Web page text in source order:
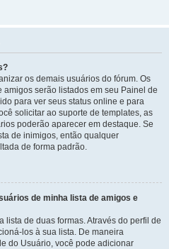
os demais usuários do fórum. Os
serão listados em seu Painel de
para ver seus status online e para
solicitar ao suporte de templates, as
poderão aparecer em destaque. Se
de inimigos, então qualquer
de forma padrão.
de minha lista de amigos e
lista de duas formas. Através do perfil de
los à sua lista. De maneira
do Usuário, você pode adicionar